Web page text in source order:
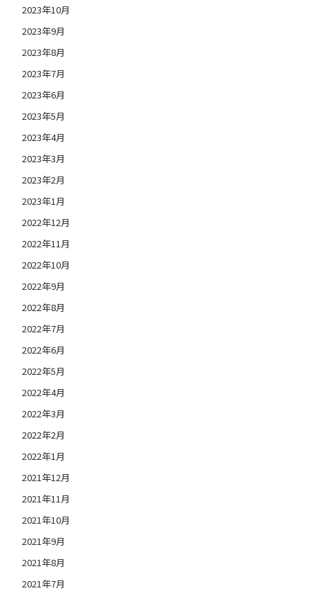
2023年10月
2023年9月
2023年8月
2023年7月
2023年6月
2023年5月
2023年4月
2023年3月
2023年2月
2023年1月
2022年12月
2022年11月
2022年10月
2022年9月
2022年8月
2022年7月
2022年6月
2022年5月
2022年4月
2022年3月
2022年2月
2022年1月
2021年12月
2021年11月
2021年10月
2021年9月
2021年8月
2021年7月